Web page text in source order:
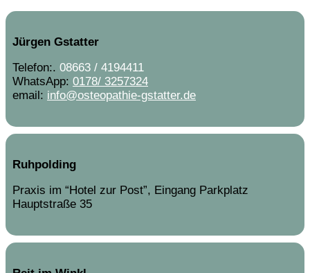
Jürgen Gstatter
Telefon:. 08663 / 4194411
WhatsApp: 0178/ 3257324
email: info@osteopathie-gstatter.de
Ruhpolding
Praxis im “Hotel zur Post”, Eingang Parkplatz
Hauptstraße 35